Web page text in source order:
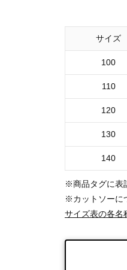
サイズ
100
110
120
130
140
※商品タグに表
※カットソーに
サイズ表の各名